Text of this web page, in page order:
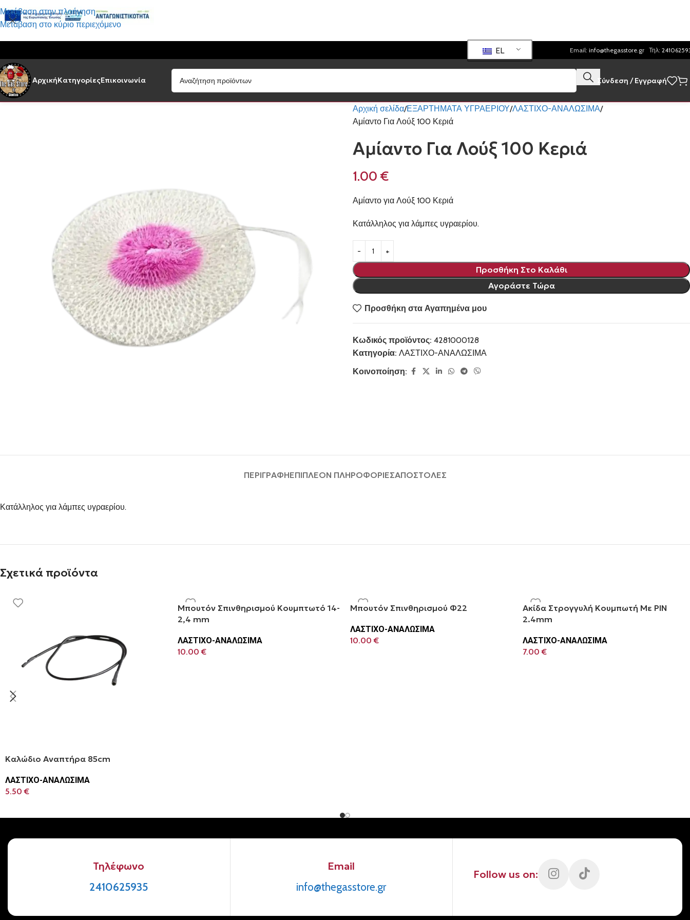
Μετάβαση στην πλοήγηση
Μετάβαση στο κύριο περιεχόμενο
EL Email: info@thegasstore.gr Τηλ:
ΑρχικήΚατηγορίεςΕπικοινωνία Σύνδεση / Εγγραφή
Αρχική σελίδα ΕΞΑΡΤΗΜΑΤΑ ΥΓΡΑΕΡΙΟΥ ΛΑΣΤΙΧΟ-ΑΝΑΛΩΣΙΜΑ
Αμίαντο Για Λούξ 100 Κεριά
Αμίαντο Για Λούξ 100 Κεριά
1.00 €
Αμίαντο για Λούξ 100 Κεριά
Κατάλληλος για λάμπες υγραερίου.
Προσθήκη Στο Καλάθι
Αγοράστε Τώρα
Προσθήκη στα Αγαπημένα μου
Κωδικός προϊόντος: 4281000128
Κατηγορία: ΛΑΣΤΙΧΟ-ΑΝΑΛΩΣΙΜΑ
Κοινοποίηση:
ΠΕΡΙΓΡΑΦΉΕΠΙΠΛΈΟΝ ΠΛΗΡΟΦΟΡΊΕΣΑΠΟΣΤΟΛΈΣ
Κατάλληλος για λάμπες υγραερίου.
Σχετικά προϊόντα
Καλώδιο Αναπτήρα 85cm
ΛΑΣΤΙΧΟ-ΑΝΑΛΩΣΙΜΑ
5.50€
Μπουτόν Σπινθηρισμού Κουμπτωτό 14-
2,4 mm
ΛΑΣΤΙΧΟ-ΑΝΑΛΩΣΙΜΑ
10.00€
Μπουτόν Σπινθηρισμού Φ22
ΛΑΣΤΙΧΟ-ΑΝΑΛΩΣΙΜΑ
10.00€
Ακίδα Στρογγυλή Κουμπωτή Με PIN
2.4mm
ΛΑΣΤΙΧΟ-ΑΝΑΛΩΣΙΜΑ
7.00€
Τηλέφωνο
2410625935
Email
info@thegasstore.gr
Follow us on: